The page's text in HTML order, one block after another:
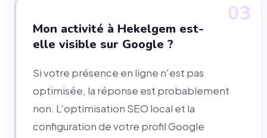
03
Mon activité à Hekelgem est-
elle visible sur Google ?
Si votre présence en ligne n'est pas
optimisée, la réponse est probablement
non. L'optimisation SEO local et la
configuration de votre profil Google